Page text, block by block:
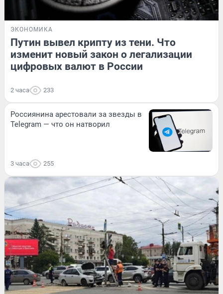
ЭКОНОМИКА
Путин вывел крипту из тени. Что
изменит новый закон о легализации
цифровых валют в России
2 часа 233
Россиянина арестовали за звезды в
Telegram — что он натворил
3 часа 255